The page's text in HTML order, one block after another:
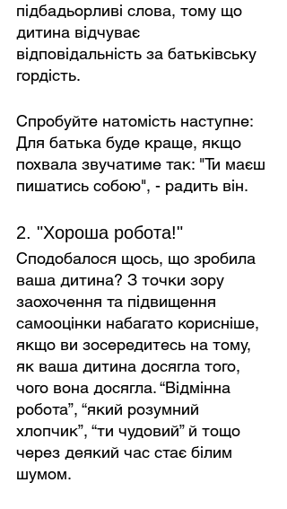
підбадьорливі слова, тому що
дитина відчуває
відповідальність за батьківську
гордість.
Спробуйте натомість наступне:
Для батька буде краще, якщо
похвала звучатиме так: "Ти маєш
пишатись собою", - радить він.
2. "Хороша робота!"
Сподобалося щось, що зробила
ваша дитина? З точки зору
заохочення та підвищення
самооцінки набагато корисніше,
якщо ви зосередитесь на тому,
як ваша дитина досягла того,
чого вона досягла. “Відмінна
робота”, “який розумний
хлопчик”, “ти чудовий” й тощо
через деякий час стає білим
шумом.